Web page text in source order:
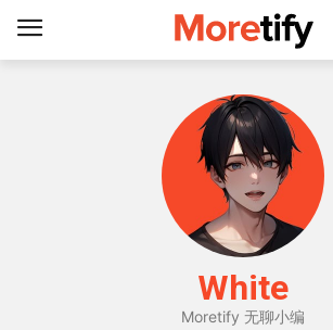
White
Moretify 无聊小编